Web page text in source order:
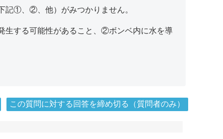
記①、②、他）がみつかりません。
生する可能性があること、②ボンベ内に水を導
この質問に対する回答を締め切る（質問者のみ）